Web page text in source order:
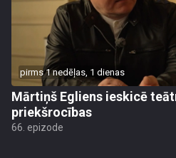
pirms 1 nedēļas, 1 dienas
Mārtiņš Egliens ieskicē
priekšrocības
66. epizode